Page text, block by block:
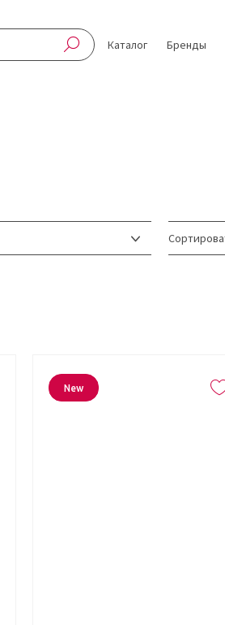
Каталог Бренды
New